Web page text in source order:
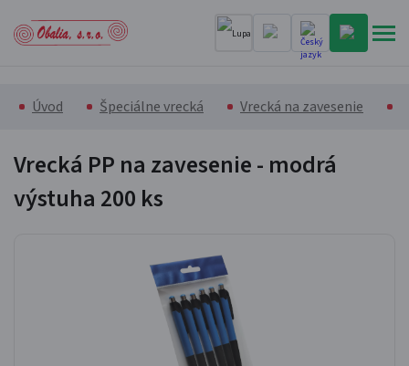
Úvod Špeciálne vrecká Vrecká na zavesenie
Vrecká PP na zavesenie - modrá
výstuha 200 ks